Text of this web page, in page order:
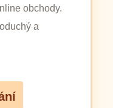
obchody.
a